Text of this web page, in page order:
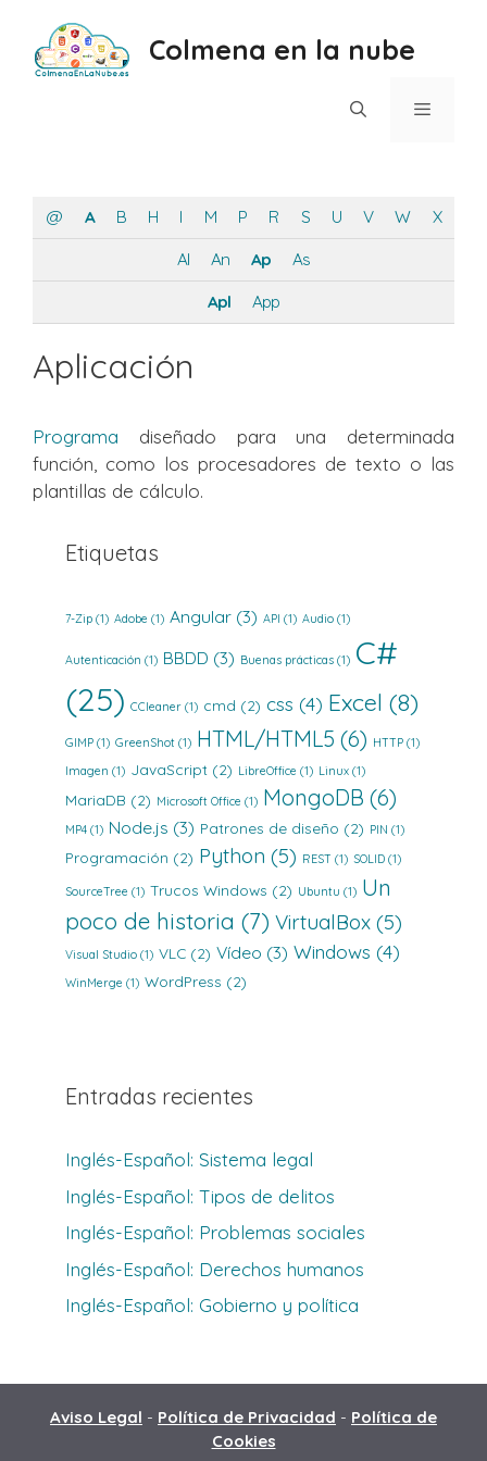
contenido
Colmena en la nube
@ A B H I M P R S U V W X
Al An Ap As
Apl App
Aplicación
Programa diseñado para una determinada
función, como los procesadores de texto o las
plantillas de cálculo.
Etiquetas
7-Zip (1) Adobe (1) Angular (3) API (1) Audio (1)
Autenticación (1) BBDD (3) Buenas prácticas (1) C#
(25) CCleaner (1) cmd (2) css (4) Excel (8)
GIMP (1) GreenShot (1) HTML/HTML5 (6) HTTP (1)
Imagen (1) JavaScript (2) LibreOffice (1) Linux (1)
MariaDB (2) Microsoft Office (1) MongoDB (6)
MP4 (1) Node.js (3) Patrones de diseño (2) PIN (1)
Programación (2) Python (5) REST (1) SOLID (1)
SourceTree (1) Trucos Windows (2) Ubuntu (1) Un
poco de historia (7) VirtualBox (5)
Visual Studio (1) VLC (2) Vídeo (3) Windows (4)
WinMerge (1) WordPress (2)
Entradas recientes
Inglés-Español: Sistema legal
Inglés-Español: Tipos de delitos
Inglés-Español: Problemas sociales
Inglés-Español: Derechos humanos
Inglés-Español: Gobierno y política
Aviso Legal - Política de Privacidad - Política de
Cookies